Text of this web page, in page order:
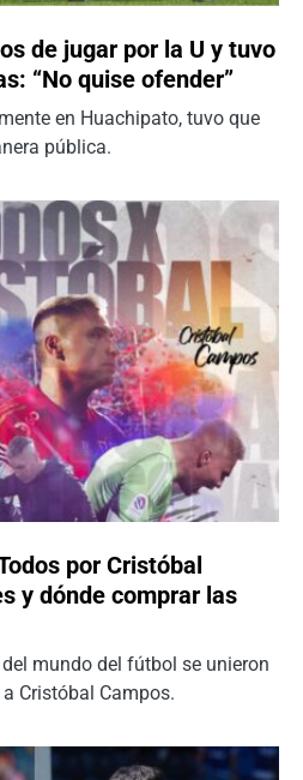
de jugar por la U y tuvo
“No quise ofender”
en Huachipato, tuvo que
pública.
por Cristóbal
y dónde comprar las
mundo del fútbol se unieron
Cristóbal Campos.